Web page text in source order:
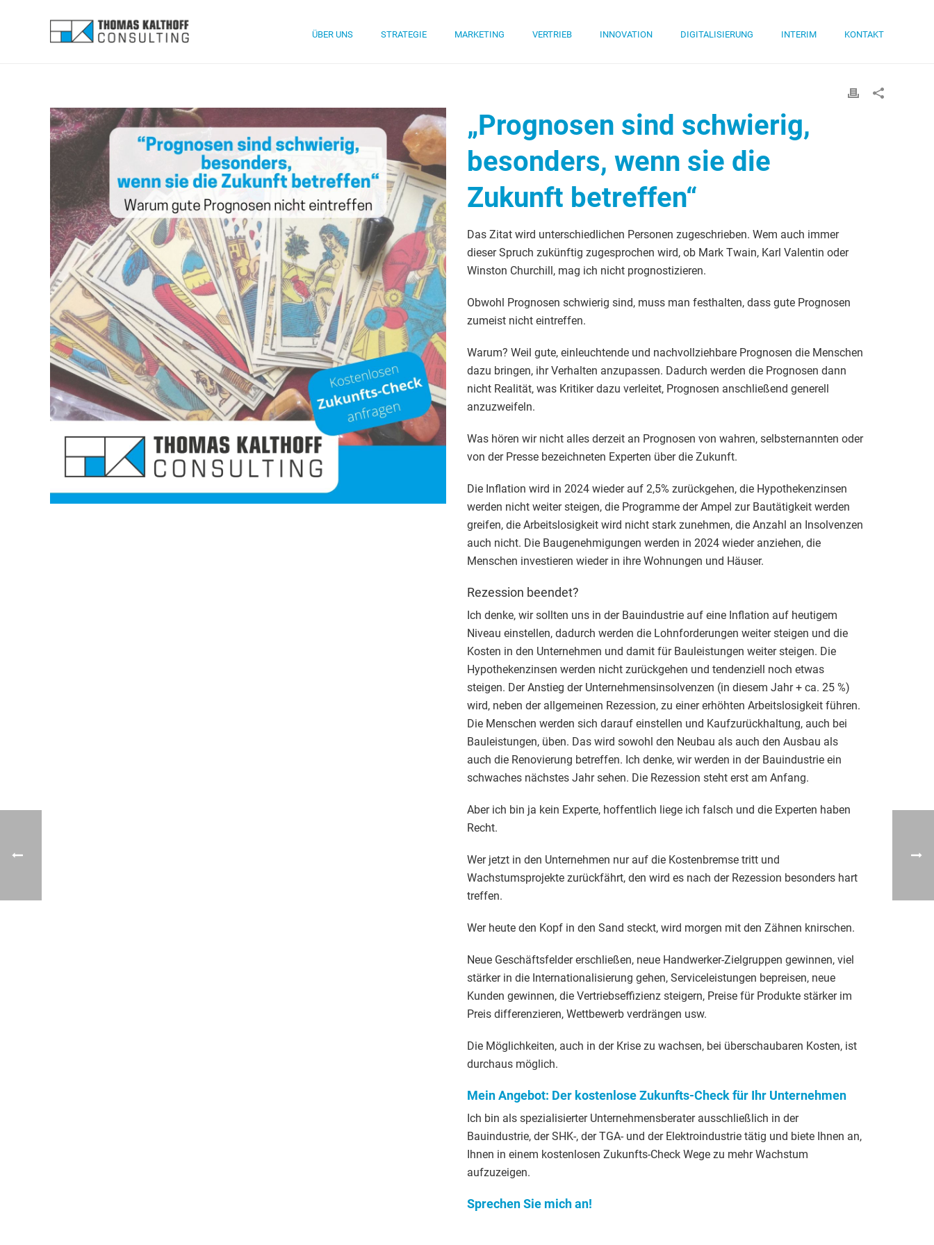
ÜBER UNS STRATEGIE MARKETING VERTRIEB INNOVATION DIGITALISIERUNG INTERIM KONTAKT
„Prognosen sind schwierig,
besonders, wenn sie die
Zukunft betreffen“
Das Zitat wird unterschiedlichen Personen zugeschrieben. Wem auch immer
dieser Spruch zukünftig zugesprochen wird, ob Mark Twain, Karl Valentin oder
Winston Churchill, mag ich nicht prognostizieren.
Obwohl Prognosen schwierig sind, muss man festhalten, dass gute Prognosen
zumeist nicht eintreffen.
Warum? Weil gute, einleuchtende und nachvollziehbare Prognosen die Menschen
dazu bringen, ihr Verhalten anzupassen. Dadurch werden die Prognosen dann
nicht Realität, was Kritiker dazu verleitet, Prognosen anschließend generell
anzuzweifeln.
Was hören wir nicht alles derzeit an Prognosen von wahren, selbsternannten oder
von der Presse bezeichneten Experten über die Zukunft.
Die Inflation wird in 2024 wieder auf 2,5% zurückgehen, die Hypothekenzinsen
werden nicht weiter steigen, die Programme der Ampel zur Bautätigkeit werden
greifen, die Arbeitslosigkeit wird nicht stark zunehmen, die Anzahl an Insolvenzen
auch nicht. Die Baugenehmigungen werden in 2024 wieder anziehen, die
Menschen investieren wieder in ihre Wohnungen und Häuser.
Rezession beendet?
Ich denke, wir sollten uns in der Bauindustrie auf eine Inflation auf heutigem
Niveau einstellen, dadurch werden die Lohnforderungen weiter steigen und die
Kosten in den Unternehmen und damit für Bauleistungen weiter steigen. Die
Hypothekenzinsen werden nicht zurückgehen und tendenziell noch etwas
steigen. Der Anstieg der Unternehmensinsolvenzen (in diesem Jahr + ca. 25 %)
wird, neben der allgemeinen Rezession, zu einer erhöhten Arbeitslosigkeit führen.
Die Menschen werden sich darauf einstellen und Kaufzurückhaltung, auch bei
Bauleistungen, üben. Das wird sowohl den Neubau als auch den Ausbau als
auch die Renovierung betreffen. Ich denke, wir werden in der Bauindustrie ein
schwaches nächstes Jahr sehen. Die Rezession steht erst am Anfang.
Aber ich bin ja kein Experte, hoffentlich liege ich falsch und die Experten haben
Recht.
Wer jetzt in den Unternehmen nur auf die Kostenbremse tritt und
Wachstumsprojekte zurückfährt, den wird es nach der Rezession besonders hart
treffen.
Wer heute den Kopf in den Sand steckt, wird morgen mit den Zähnen knirschen.
Neue Geschäftsfelder erschließen, neue Handwerker-Zielgruppen gewinnen, viel
stärker in die Internationalisierung gehen, Serviceleistungen bepreisen, neue
Kunden gewinnen, die Vertriebseffizienz steigern, Preise für Produkte stärker im
Preis differenzieren, Wettbewerb verdrängen usw.
Die Möglichkeiten, auch in der Krise zu wachsen, bei überschaubaren Kosten, ist
durchaus möglich.
Mein Angebot: Der kostenlose Zukunfts-Check für Ihr Unternehmen
Ich bin als spezialisierter Unternehmensberater ausschließlich in der
Bauindustrie, der SHK-, der TGA- und der Elektroindustrie tätig und biete Ihnen an,
Ihnen in einem kostenlosen Zukunfts-Check Wege zu mehr Wachstum
aufzuzeigen.
Sprechen Sie mich an!